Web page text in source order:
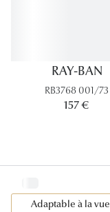
RAY-BAN
RB3768 001/73
157 €
Adaptable à la vue